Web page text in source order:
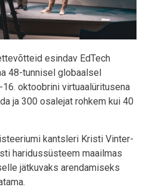
esindav EdTech
48-tunnisel globaalsel
oktoobrini virtuaalüritusena
ja 300 osalejat rohkem kui 40
kantsleri Kristi Vinter-
haridussüsteem maailmas
jätkuvaks arendamiseks